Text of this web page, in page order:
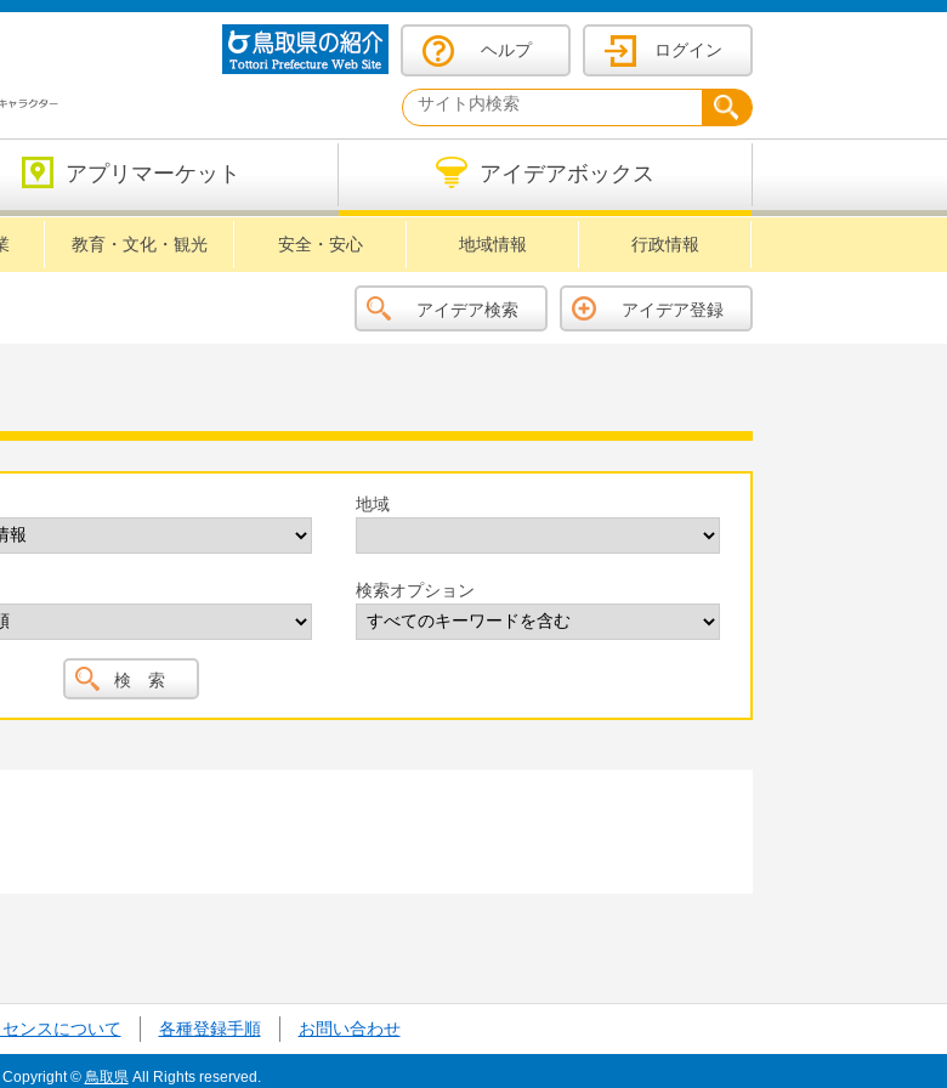
ヘルプ ログイン
アプリマーケット アイデアボックス
教育・文化・観光 安全・安心 地域情報 行政情報
アイデア検索 アイデア登録
地域
検索オプション
ンスについて 各種登録手順 お問い合わせ
Copyright © 鳥取県All Rights reserved.